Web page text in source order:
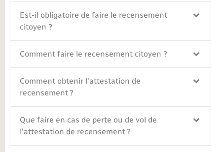
Organisation d’événement
Sécurité - Prévention
Seniors
Transports
Est-il obligatoire de faire le recensement
citoyen ?
Comment faire le recensement citoyen ?
Comment obtenir l'attestation de
recensement ?
Que faire en cas de perte ou de vol de
l'attestation de recensement ?